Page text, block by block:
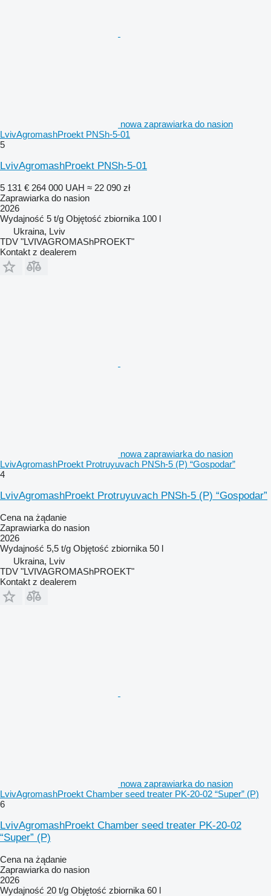
nowa zaprawiarka do nasion
LvivAgromashProekt PNSh-5-01
5
LvivAgromashProekt PNSh-5-01
5 131 € 264 000 UAH ≈ 22 090 zł
Zaprawiarka do nasion
2026
Wydajność 5 t/g Objętość zbiornika 100 l
Ukraina, Lviv
TDV "LVIVAGROMAShPROEKT"
Kontakt z dealerem
nowa zaprawiarka do nasion
LvivAgromashProekt Protruyuvach PNSh-5 (P) “Gospodar”
4
LvivAgromashProekt Protruyuvach PNSh-5 (P) “Gospodar”
Cena na żądanie
Zaprawiarka do nasion
2026
Wydajność 5,5 t/g Objętość zbiornika 50 l
Ukraina, Lviv
TDV "LVIVAGROMAShPROEKT"
Kontakt z dealerem
nowa zaprawiarka do nasion
LvivAgromashProekt Chamber seed treater PK-20-02 “Super” (P)
6
LvivAgromashProekt Chamber seed treater PK-20-02
“Super” (P)
Cena na żądanie
Zaprawiarka do nasion
2026
Wydajność 20 t/g Objętość zbiornika 60 l